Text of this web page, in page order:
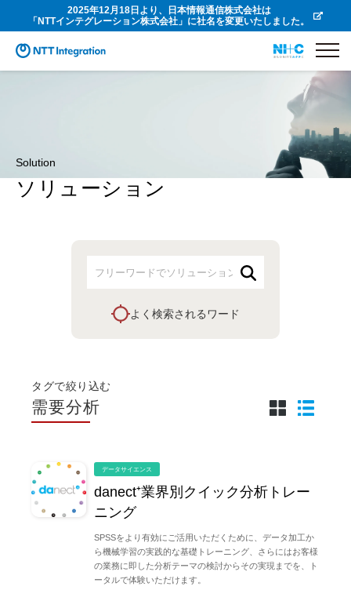
2025年12月18日より、日本情報通信株式会社は
「NTTインテグレーション株式会社」に社名を変更いたしました。
Solution
ソリューション
よく検索されるワード
タグで絞り込む
需要分析
データサイエンス
danect⁺業界別クイック分析トレー
ニング
SPSSをより有効にご活用いただくために、データ加工か
ら機械学習の実践的な基礎トレーニング、さらにはお客様
の業務に即した分析テーマの検討からその実現までを、ト
ータルで体験いただけます。